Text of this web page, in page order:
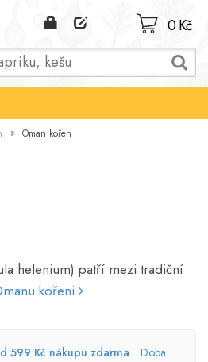
0 Kč
Oman kořen
helenium) patří mezi tradiční
kořeni
599 Kč nákupu zdarma
Doba